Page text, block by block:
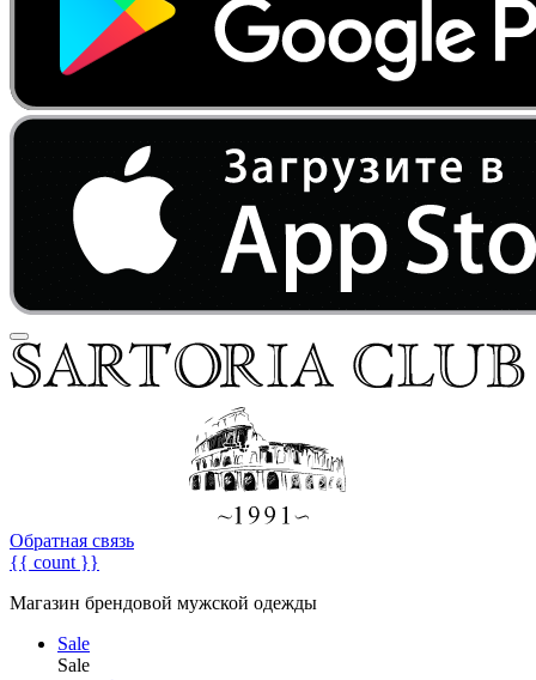
Обратная связь
{{ count }}
Магазин брендовой мужской одежды
Sale
Sale